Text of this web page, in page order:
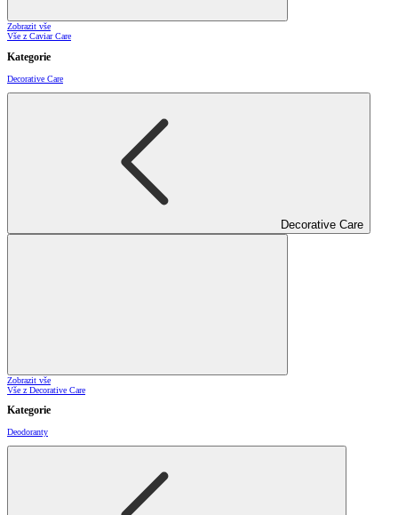
Zobrazit vše
Vše z Caviar Care
Kategorie
Decorative Care
Decorative Care
Zobrazit vše
Vše z Decorative Care
Kategorie
Deodoranty